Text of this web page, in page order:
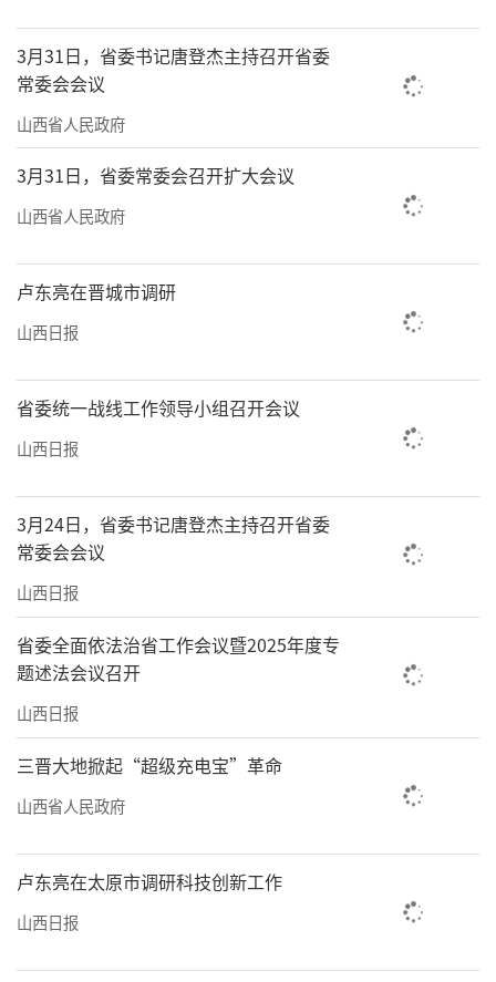
3月31日，省委书记唐登杰主持召开省委
常委会会议
山西省人民政府
3月31日，省委常委会召开扩大会议
山西省人民政府
卢东亮在晋城市调研
山西日报
省委统一战线工作领导小组召开会议
山西日报
3月24日，省委书记唐登杰主持召开省委
常委会会议
山西日报
省委全面依法治省工作会议暨2025年度专
题述法会议召开
山西日报
三晋大地掀起“超级充电宝”革命
山西省人民政府
卢东亮在太原市调研科技创新工作
山西日报